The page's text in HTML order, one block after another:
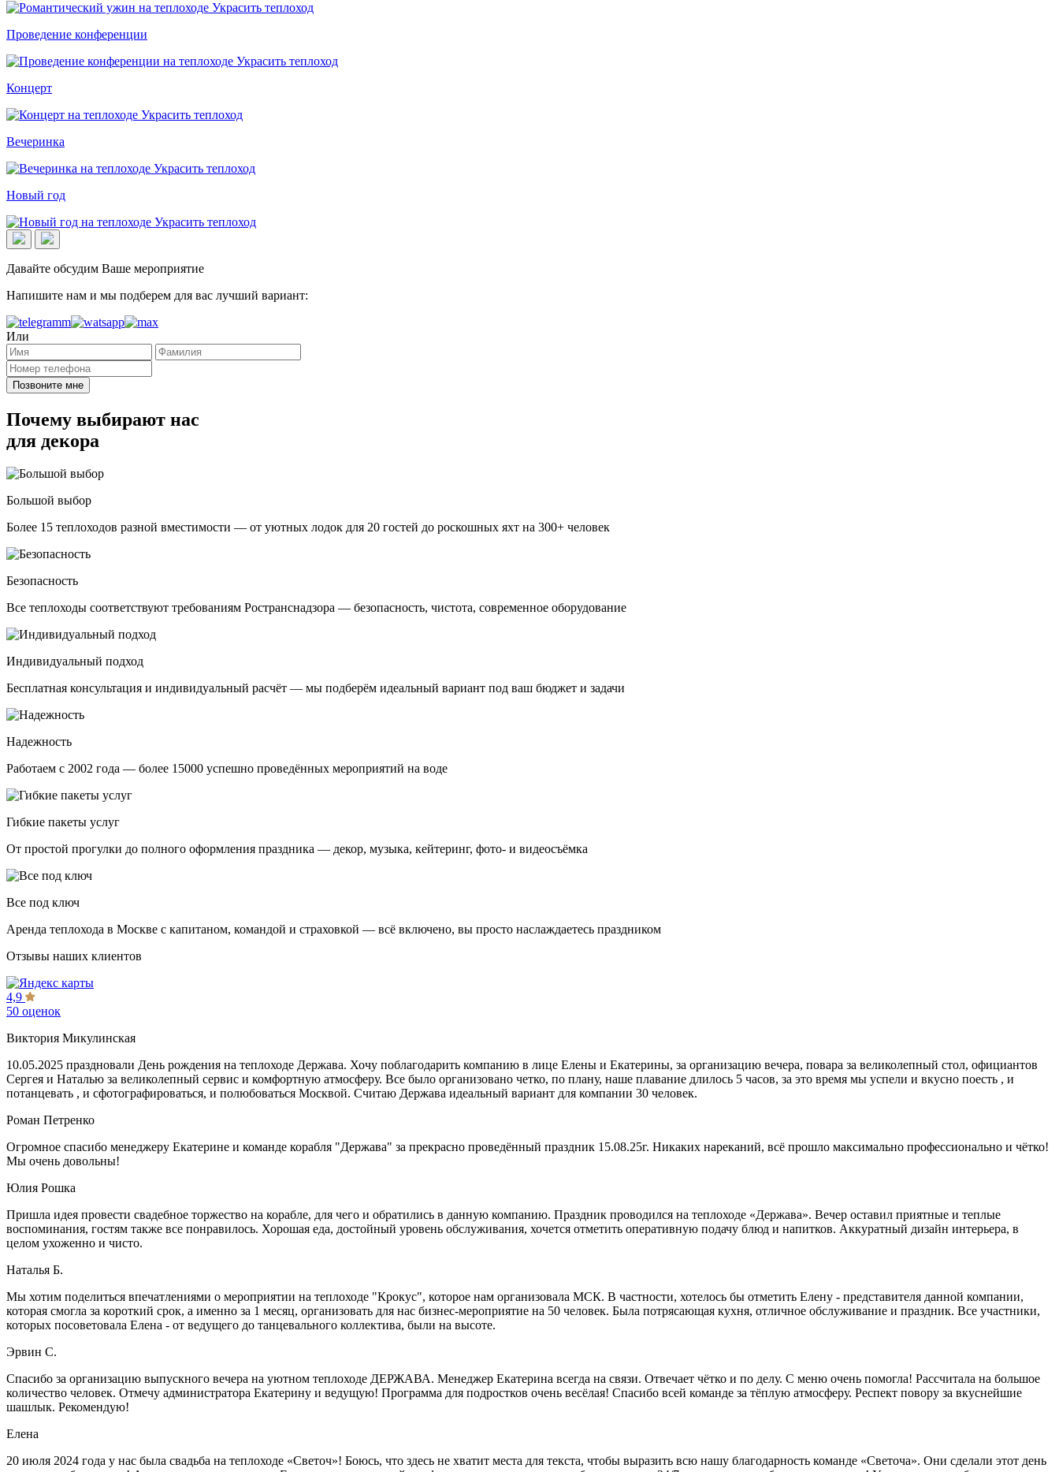
Проведение конференции
Концерт
Вечеринка
Новый год
Давайте обсудим Ваше мероприятие
Напишите нам и мы подберем для вас лучший вариант:
Или
Позвоните мне
Почему выбирают нас
для декора
Большой выбор
Более 15 теплоходов разной вместимости — от уютных лодок для 20 гостей до роскошных яхт на 300+ человек
Безопасность
Все теплоходы соответствуют требованиям Ространснадзора — безопасность, чистота, современное оборудование
Индивидуальный подход
Бесплатная консультация и индивидуальный расчёт — мы подберём идеальный вариант под ваш бюджет и задачи
Надежность
Работаем с 2002 года — более 15000 успешно проведённых мероприятий на воде
Гибкие пакеты услуг
От простой прогулки до полного оформления праздника — декор, музыка, кейтеринг, фото- и видеосъёмка
Все под ключ
Аренда теплохода в Москве с капитаном, командой и страховкой — всё включено, вы просто наслаждаетесь праздником
Отзывы наших клиентов
4,9
50 оценок
Виктория Микулинская
10.05.2025 праздновали День рождения на теплоходе Держава. Хочу поблагодарить компанию в лице Елены и Екатерины, за организацию вечера, повара за великолепный стол, официантов
Сергея и Наталью за великолепный сервис и комфортную атмосферу. Все было организовано четко, по плану, наше плавание длилось 5 часов, за это время мы успели и вкусно поесть , и
потанцевать , и сфотографироваться, и полюбоваться Москвой. Считаю Держава идеальный вариант для компании 30 человек.
Роман Петренко
Огромное спасибо менеджеру Екатерине и команде корабля "Держава" за прекрасно проведённый праздник 15.08.25г. Никаких нареканий, всё прошло максимально профессионально и чётко!
Мы очень довольны!
Юлия Рошка
Пришла идея провести свадебное торжество на корабле, для чего и обратились в данную компанию. Праздник проводился на теплоходе «Держава». Вечер оставил приятные и теплые
воспоминания, гостям также все понравилось. Хорошая еда, достойный уровень обслуживания, хочется отметить оперативную подачу блюд и напитков. Аккуратный дизайн интерьера, в
целом ухоженно и чисто.
Наталья Б.
Мы хотим поделиться впечатлениями о мероприятии на теплоходе "Крокус", которое нам организовала МСК. В частности, хотелось бы отметить Елену - представителя данной компании,
которая смогла за короткий срок, а именно за 1 месяц, организовать для нас бизнес-мероприятие на 50 человек. Была потрясающая кухня, отличное обслуживание и праздник. Все участники,
которых посоветовала Елена - от ведущего до танцевального коллектива, были на высоте.
Эрвин С.
Спасибо за организацию выпускного вечера на уютном теплоходе ДЕРЖАВА. Менеджер Екатерина всегда на связи. Отвечает чётко и по делу. С меню очень помогла! Рассчитала на большое
количество человек. Отмечу администратора Екатерину и ведущую! Программа для подростков очень весёлая! Спасибо всей команде за тёплую атмосферу. Респект повору за вкуснейшие
шашлык. Рекомендую!
Елена
20 июля 2024 года у нас была свадьба на теплоходе «Светоч»! Боюсь, что здесь не хватит места для текста, чтобы выразить всю нашу благодарность команде «Светоча». Они сделали этот день